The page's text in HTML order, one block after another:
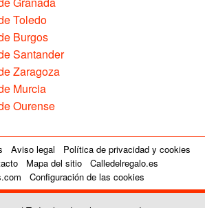
Toledo
Burgos
Santander
Zaragoza
Murcia
Ourense
Aviso legal
Política de privacidad y cookies
Mapa del sitio
Calledelregalo.es
Configuración de las cookies